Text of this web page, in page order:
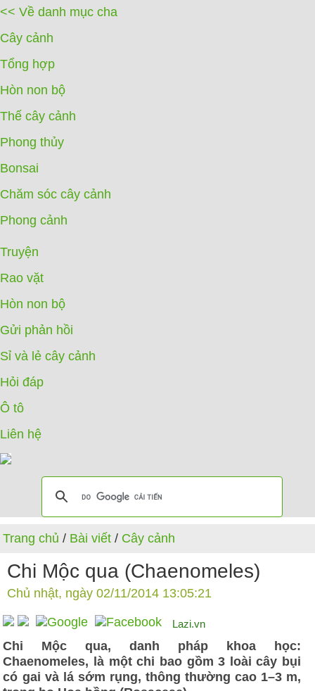
<< Về danh mục cha
Cây cảnh
Tổng hợp
Hòn non bộ
Thế cây cảnh
Phong thủy
Bonsai
Chăm sóc cây cảnh
Phong cảnh
Truyện
Rao vặt
Hòn non bộ
Gửi phản hồi
Sỉ và lẻ cây cảnh
Hỏi đáp
Ô tô
Liên hệ
Trang chủ / Bài viết / Cây cảnh
Chi Mộc qua (Chaenomeles)
Chủ nhật, ngày 02/11/2014 13:05:21
Lazi.vn
Chi Mộc qua, danh pháp khoa học:
Chaenomeles, là một chi bao gồm 3 loài cây bụi
có gai và lá sớm rụng, thông thường cao 1–3 m,